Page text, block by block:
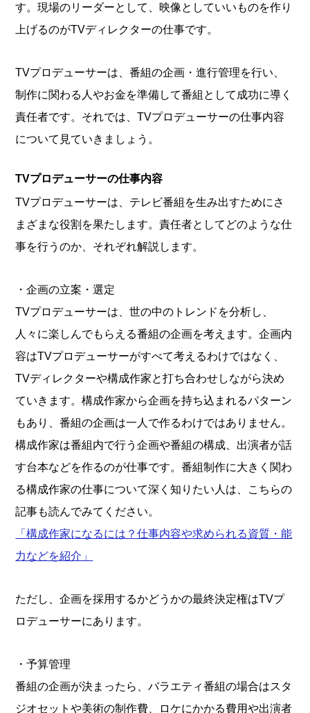
す。現場のリーダーとして、映像としていいものを作り
上げるのがTVディレクターの仕事です。
TVプロデューサーは、番組の企画・進行管理を行い、
制作に関わる人やお金を準備して番組として成功に導く
責任者です。それでは、TVプロデューサーの仕事内容
について見ていきましょう。
TVプロデューサーの仕事内容
TVプロデューサーは、テレビ番組を生み出すためにさ
まざまな役割を果たします。責任者としてどのような仕
事を行うのか、それぞれ解説します。
・企画の立案・選定
TVプロデューサーは、世の中のトレンドを分析し、
人々に楽しんでもらえる番組の企画を考えます。企画内
容はTVプロデューサーがすべて考えるわけではなく、
TVディレクターや構成作家と打ち合わせしながら決め
ていきます。構成作家から企画を持ち込まれるパターン
もあり、番組の企画は一人で作るわけではありません。
構成作家は番組内で行う企画や番組の構成、出演者が話
す台本などを作るのが仕事です。番組制作に大きく関わ
る構成作家の仕事について深く知りたい人は、こちらの
記事も読んでみてください。
「構成作家になるには？仕事内容や求められる資質・能
力などを紹介」
ただし、企画を採用するかどうかの最終決定権はTVプ
ロデューサーにあります。
・予算管理
番組の企画が決まったら、バラエティ番組の場合はスタ
ジオセットや美術の制作費、ロケにかかる費用や出演者